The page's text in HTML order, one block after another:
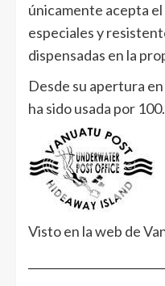
únicamente acepta
especiales y
dispensadas en la
Desde su apertura
ha sido usada por
Visto en la web de